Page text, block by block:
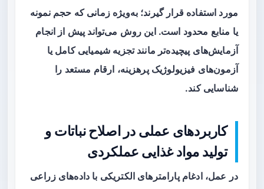
مورد استفاده قرار گیرند؛ به‌ویژه زمانی که حجم نمونه
یا منابع محدود است. این روش می‌تواند پیش از انجام
آزمایش‌های پیچیده‌تر مانند تجزیه شیمیایی کامل یا
آزمون‌های فیزیولوژیک پرهزینه، ارقام مستعد را
شناسایی کند.
کاربردهای عملی در اصلاح نباتات و
تولید مواد غذایی عملکردی
در عمل، ادغام پارامترهای الکتریکی با داده‌های زراعی